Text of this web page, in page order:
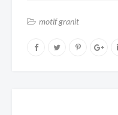
motif granit